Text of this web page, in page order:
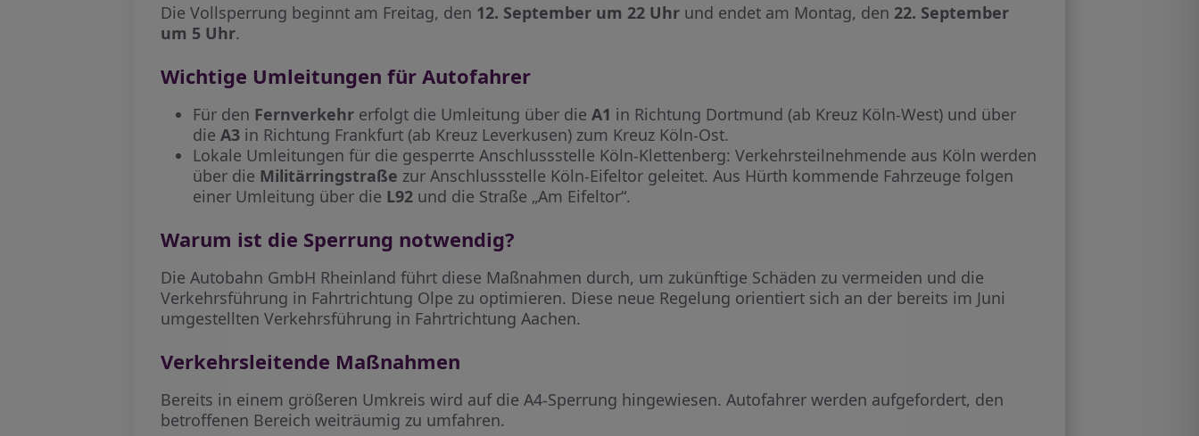
Die Vollsperrung beginnt am Freitag, den 12. September um 22 Uhr und endet am Montag, den 22. September
um 5 Uhr.
Wichtige Umleitungen für Autofahrer
Für den Fernverkehr erfolgt die Umleitung über dieA1 in Richtung Dortmund (ab Kreuz Köln-West) und über
dieA3 in Richtung Frankfurt (ab Kreuz Leverkusen) zum Kreuz Köln-Ost.
Lokale Umleitungen für die gesperrte Anschlussstelle Köln-Klettenberg: Verkehrsteilnehmende aus Köln werden
über die Militärringstraße zur Anschlussstelle Köln-Eifeltor geleitet. Aus Hürth kommende Fahrzeuge folgen
einer Umleitung über die L92 und die Straße „Am Eifeltor“.
Warum ist die Sperrung notwendig?
Die Autobahn GmbH Rheinland führt diese Maßnahmen durch, um zukünftige Schäden zu vermeiden und die
Verkehrsführung in Fahrtrichtung Olpe zu optimieren. Diese neue Regelung orientiert sich an der bereits im Juni
umgestellten Verkehrsführung in Fahrtrichtung Aachen.
Verkehrsleitende Maßnahmen
Bereits in einem größeren Umkreis wird auf die A4-Sperrung hingewiesen. Autofahrer werden aufgefordert, den
betroffenen Bereich weiträumig zu umfahren.